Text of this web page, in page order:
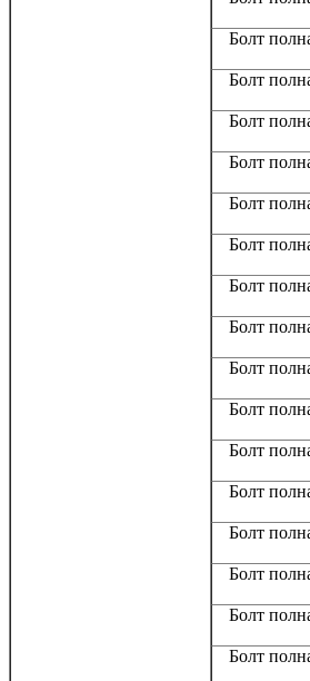
Болт
Болт
Болт
Болт
Болт
Болт
Болт
Болт
Болт
Болт
Болт
Болт
Болт
Болт
Болт
Болт